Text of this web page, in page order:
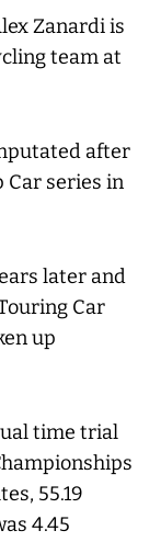
Zanardi is
team at
after
Car series in
later and
Car
up
time trial
55.19
4.45